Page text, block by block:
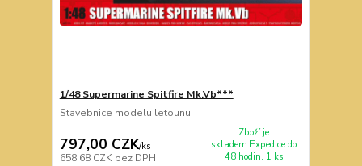
1/48 Supermarine Spitfire Mk.Vb***
Stavebnice modelu letounu.
797,00 CZK/ks
658,68 CZK bez DPH
Zboží je
skladem.Expedice do
48 hodin. 1 ks